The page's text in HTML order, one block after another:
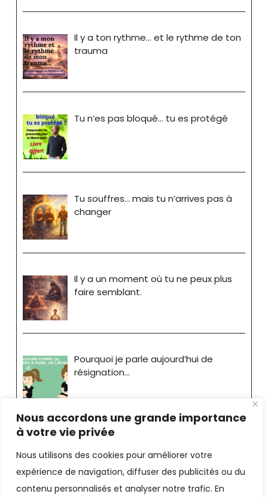
Nous accordons une grande importance
à votre vie privée
Nous utilisons des cookies pour améliorer votre
expérience de navigation, diffuser des publicités ou du
contenu personnalisés et analyser notre trafic. En
Il y a ton rythme… et le rythme de ton
trauma
Tu n’es pas bloqué… tu es protégé
Tu souffres… mais tu n’arrives pas à
changer
Il y a un moment où tu ne peux plus
faire semblant.
Pourquoi je parle aujourd’hui de
résignation…
Stéphane Bride-Bonnot